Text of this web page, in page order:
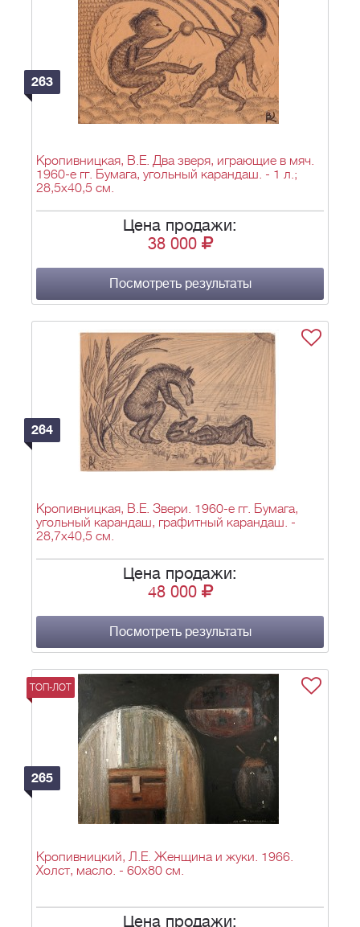
263
Кропивницкая, В.Е. Два зверя, играющие в мяч.
1960-е гг. Бумага, угольный карандаш. - 1 л.;
28,5х40,5 см.
Цена продажи:
38 000
Посмотреть результаты
264
Кропивницкая, В.Е. Звери. 1960-е гг. Бумага,
угольный карандаш, графитный карандаш. -
28,7х40,5 см.
Цена продажи:
48 000
Посмотреть результаты
ТОП-ЛОТ
265
Кропивницкий, Л.Е. Женщина и жуки. 1966.
Холст, масло. - 60х80 см.
Цена продажи: